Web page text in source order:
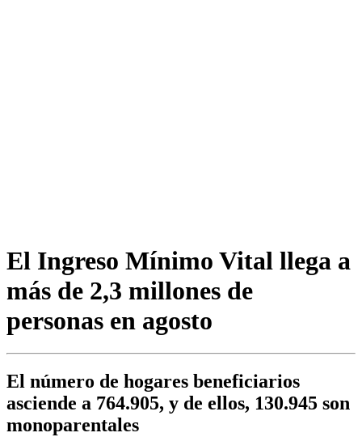
El Ingreso Mínimo Vital llega a
más de 2,3 millones de
personas en agosto
El número de hogares beneficiarios
asciende a 764.905, y de ellos, 130.945 son
monoparentales